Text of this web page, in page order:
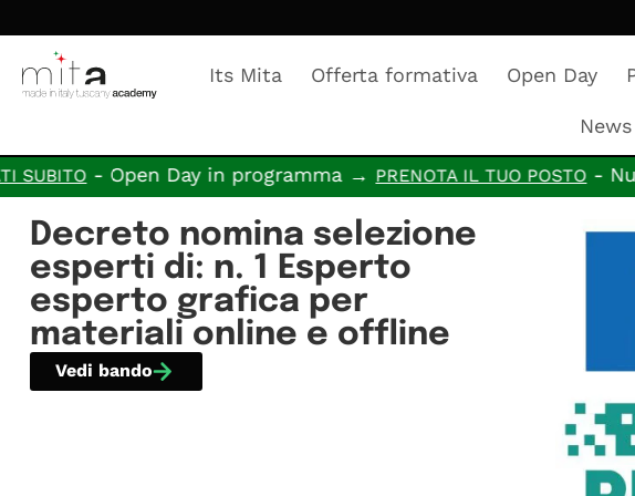
Its Mita Offerta formativa Open Day
News
- Open Day in programma →PRENOTA IL TUO POSTO- Nuovi
Decreto nomina selezione
esperti di: n. 1 Esperto
esperto grafica per
materiali online e offline
Vedi bando